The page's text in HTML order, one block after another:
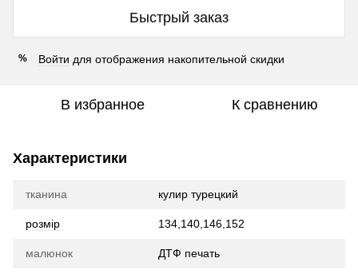
Быстрый заказ
% Войти для отображения накопительной скидки
В избранное К сравнению
Характеристики
тканина кулир турецкий
розмір 134,140,146,152
малюнок ДТФ печать